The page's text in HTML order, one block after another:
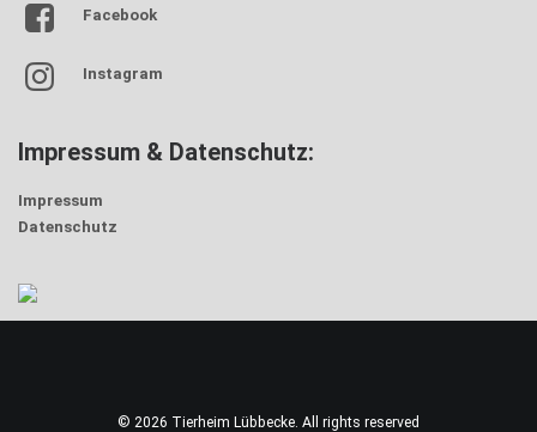
Facebook
Instagram
Impressum & Datenschutz:
Impressum
Datenschutz
© 2026 Tierheim Lübbecke. All rights reserved